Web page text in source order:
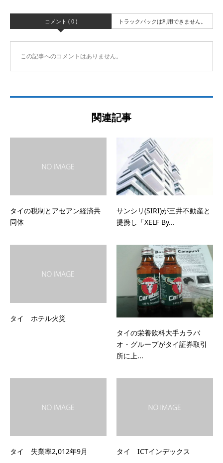
コメント ( 0 ) トラックバックは利用できません。
この記事へのコメントはありません。
関連記事
タイの税制とアセアン経済共
同体
サンシリ(SIRI)が三井不動産と
提携し「XELF By...
タイ ホテル火災
タイの栄養飲料大手カラバ
オ・グループがタイ証券取引
所に上...
タイ 失業率2,012年9月 タイ ICTインデックス